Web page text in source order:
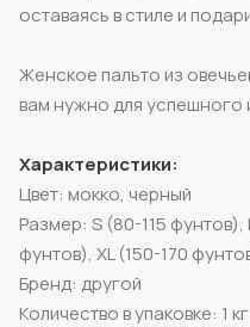
оставаясь в стиле и
Женское пальто из
вам нужно для успешного
Характеристики:
Цвет: мокко, черный
Размер: S (80-115 фунтов),
фунтов), XL (150-170
Бренд: другой
Количество в упаковке: 1 кг